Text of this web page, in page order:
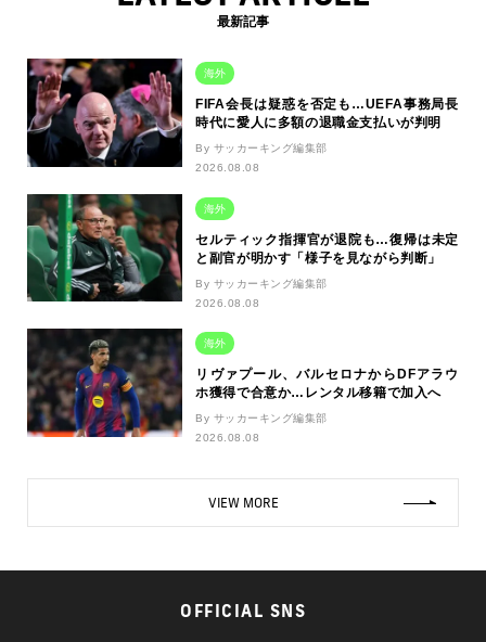
最新記事
海外
FIFA会長は疑惑を否定も…UEFA事務局長
時代に愛人に多額の退職金支払いが判明
By サッカーキング編集部
2026.08.08
海外
セルティック指揮官が退院も…復帰は未定
と副官が明かす「様子を見ながら判断」
By サッカーキング編集部
2026.08.08
海外
リヴァプール、バルセロナからDFアラウ
ホ獲得で合意か…レンタル移籍で加入へ
By サッカーキング編集部
2026.08.08
VIEW MORE
OFFICIAL SNS